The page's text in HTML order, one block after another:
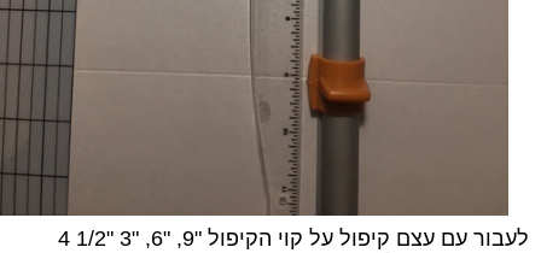
לעבור עם עצם קיפול על קוי הקיפול "9, "6, "3 "1/2 4